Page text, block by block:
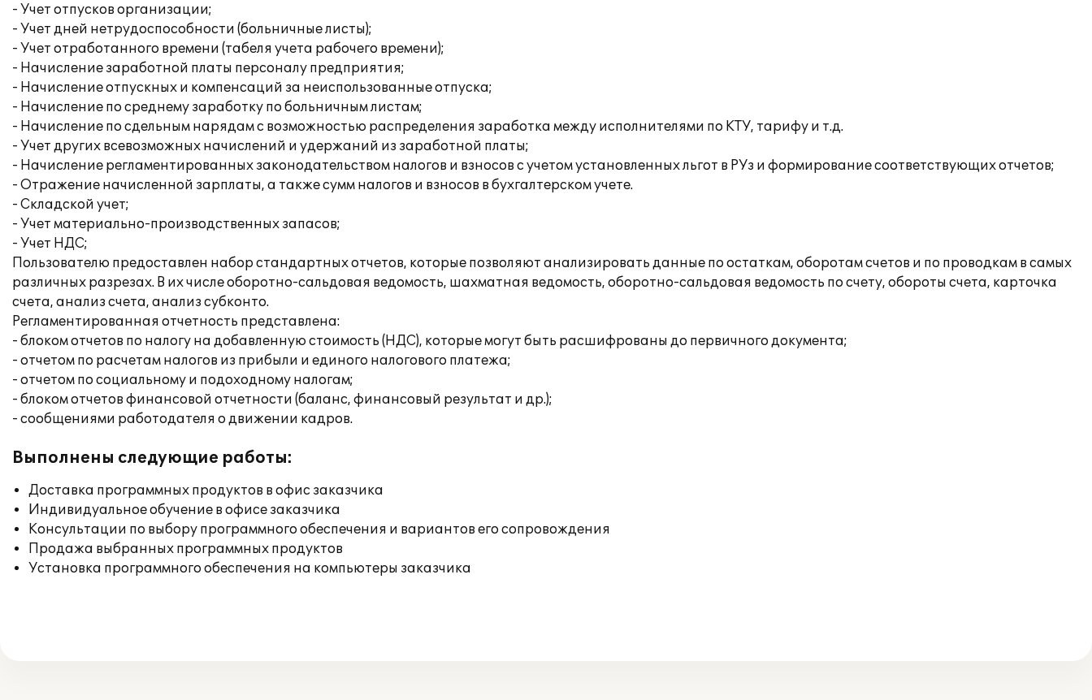
- Учет отпусков организации;
- Учет дней нетрудоспособности (больничные листы);
- Учет отработанного времени (табеля учета рабочего времени);
- Начисление заработной платы персоналу предприятия;
- Начисление отпускных и компенсаций за неиспользованные отпуска;
- Начисление по среднему заработку по больничным листам;
- Начисление по сдельным нарядам с возможностью распределения заработка между исполнителями по КТУ, тарифу и т.д.
- Учет других всевозможных начислений и удержаний из заработной платы;
- Начисление регламентированных законодательством налогов и взносов с учетом установленных льгот в РУз и формирование соответствующих отчетов;
- Отражение начисленной зарплаты, а также сумм налогов и взносов в бухгалтерском учете.
- Складской учет;
- Учет материально-производственных запасов;
- Учет НДС;
Пользователю предоставлен набор стандартных отчетов, которые позволяют анализировать данные по остаткам, оборотам счетов и по проводкам в самых
различных разрезах. В их числе оборотно-сальдовая ведомость, шахматная ведомость, оборотно-сальдовая ведомость по счету, обороты счета, карточка
счета, анализ счета, анализ субконто.
Регламентированная отчетность представлена:
- блоком отчетов по налогу на добавленную стоимость (НДС), которые могут быть расшифрованы до первичного документа;
- отчетом по расчетам налогов из прибыли и единого налогового платежа;
- отчетом по социальному и подоходному налогам;
- блоком отчетов финансовой отчетности (баланс, финансовый результат и др.);
- сообщениями работодателя о движении кадров.
Выполнены следующие работы:
Доставка программных продуктов в офис заказчика
Индивидуальное обучение в офисе заказчика
Консультации по выбору программного обеспечения и вариантов его сопровождения
Продажа выбранных программных продуктов
Установка программного обеспечения на компьютеры заказчика